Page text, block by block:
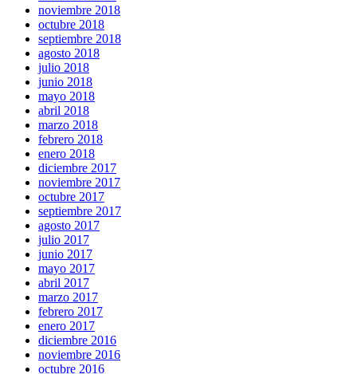
noviembre 2018
octubre 2018
septiembre 2018
agosto 2018
julio 2018
junio 2018
mayo 2018
abril 2018
marzo 2018
febrero 2018
enero 2018
diciembre 2017
noviembre 2017
octubre 2017
septiembre 2017
agosto 2017
julio 2017
junio 2017
mayo 2017
abril 2017
marzo 2017
febrero 2017
enero 2017
diciembre 2016
noviembre 2016
octubre 2016